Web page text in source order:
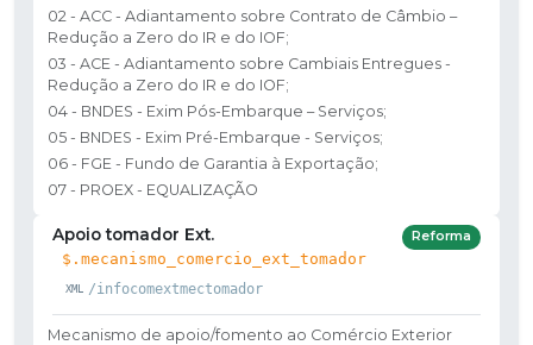
02 - ACC - Adiantamento sobre Contrato de Câmbio –
Redução a Zero do IR e do IOF;
03 - ACE - Adiantamento sobre Cambiais Entregues -
Redução a Zero do IR e do IOF;
04 - BNDES - Exim Pós-Embarque – Serviços;
05 - BNDES - Exim Pré-Embarque - Serviços;
06 - FGE - Fundo de Garantia à Exportação;
07 - PROEX - EQUALIZAÇÃO
Apoio tomador Ext.
$.mecanismo_comercio_ext_tomador
/infocomextmectomador
Reforma
Mecanismo de apoio/fomento ao Comércio Exterior